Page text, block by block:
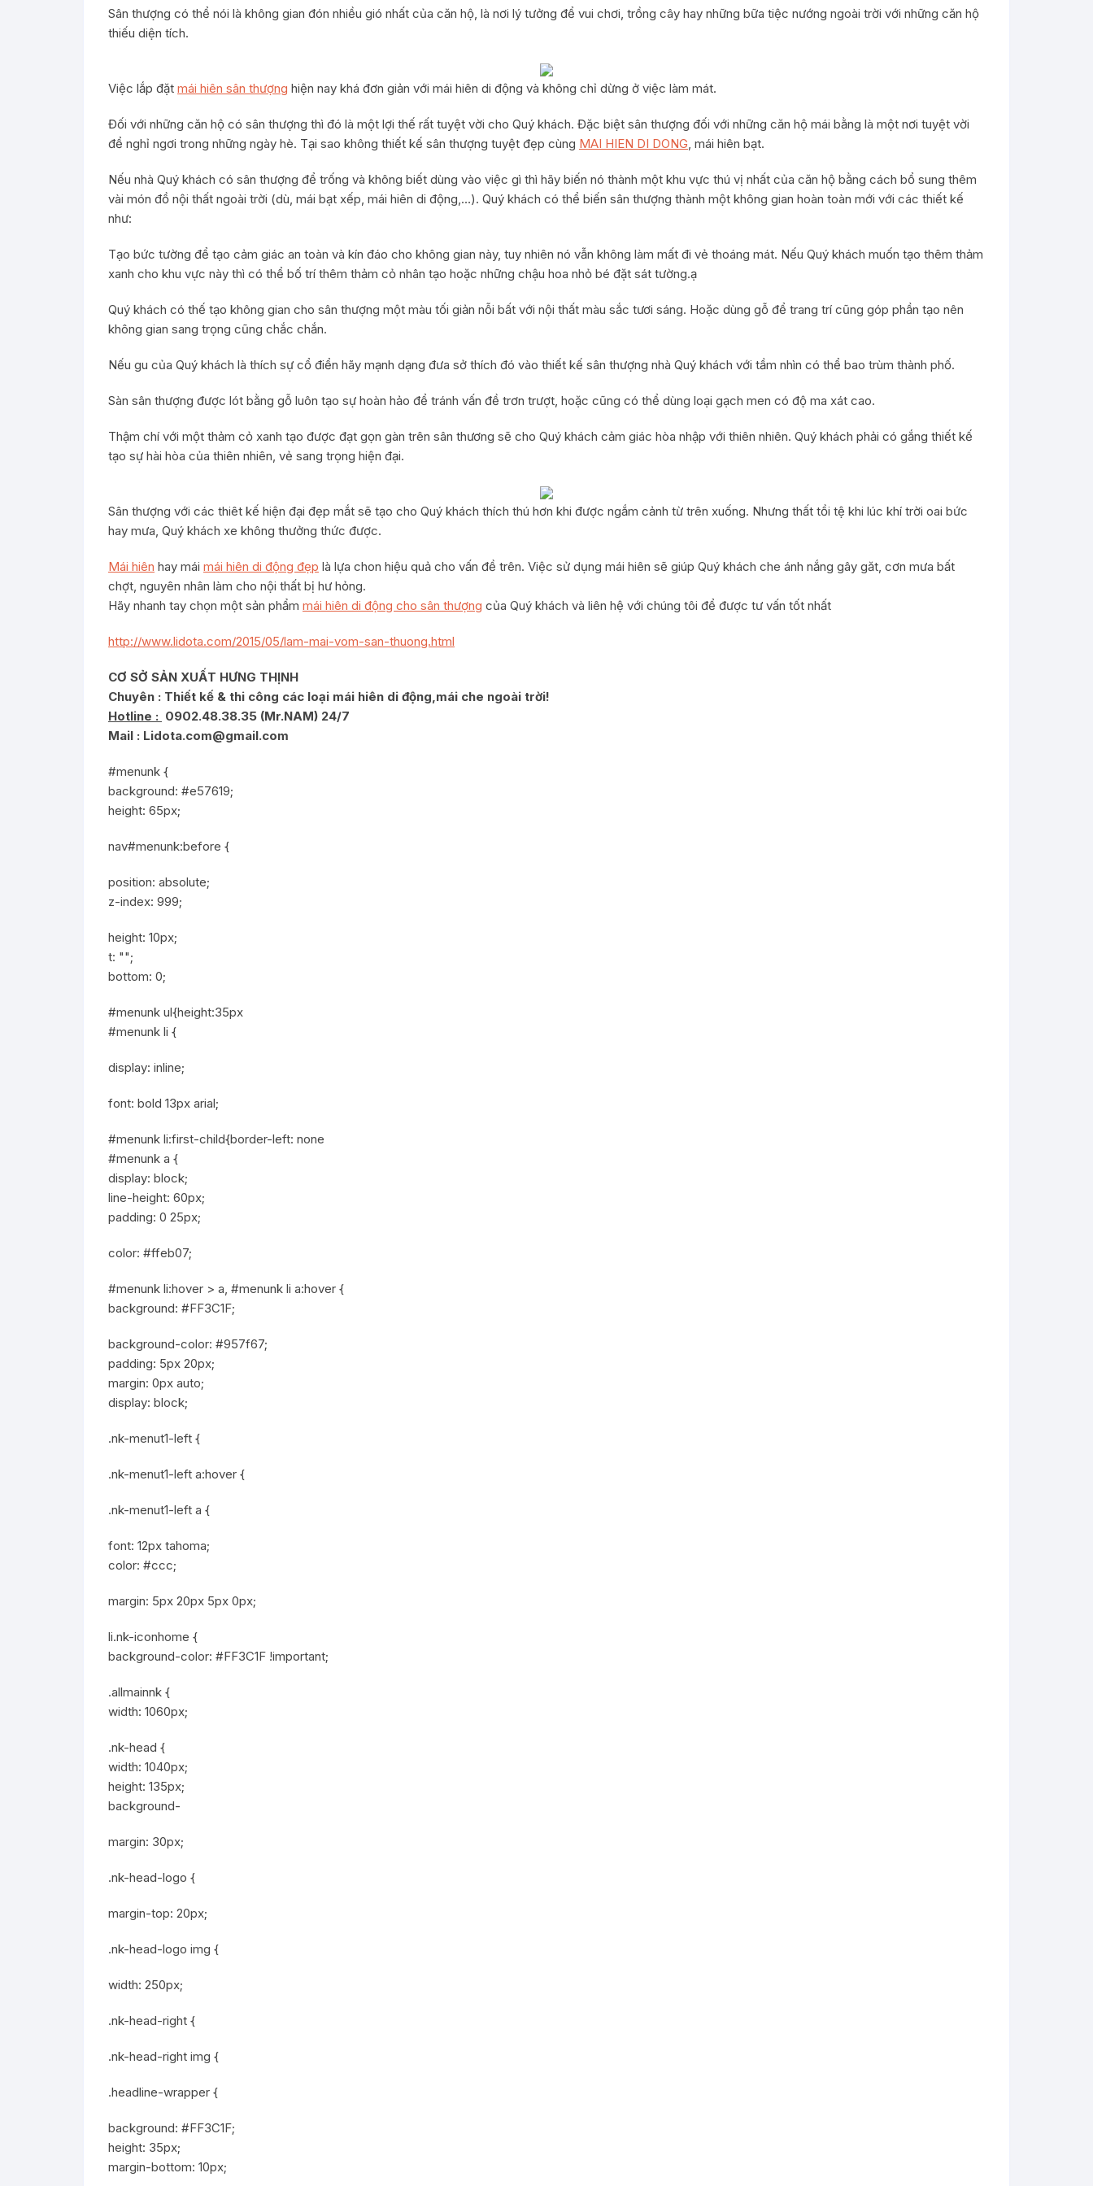
Sân thượng có thể nói là không gian đón nhiều gió nhất của căn hộ, là nơi lý tưởng để vui chơi, trồng cây hay những bữa tiệc nướng ngoài trời với những căn hộ
thiếu diện tích.
Việc lắp đặt mái hiên sân thượng hiện nay khá đơn giản với mái hiên di động và không chỉ dừng ở việc làm mát.
Đối với những căn hộ có sân thượng thì đó là một lợi thế rất tuyệt vời cho Quý khách. Đặc biệt sân thượng đối với những căn hộ mái bằng là một nơi tuyệt vời
để nghỉ ngơi trong những ngày hè. Tại sao không thiết kế sân thượng tuyệt đẹp cùng MAI HIEN DI DONG, mái hiên bạt.
Nếu nhà Quý khách có sân thượng để trống và không biết dùng vào việc gì thì hãy biến nó thành một khu vực thú vị nhất của căn hộ bằng cách bổ sung thêm
vài món đồ nội thất ngoài trời (dù, mái bạt xếp, mái hiên di động,…). Quý khách có thể biến sân thượng thành một không gian hoàn toàn mới với các thiết kế
như:
Tạo bức tường để tạo cảm giác an toàn và kín đáo cho không gian này, tuy nhiên nó vẫn không làm mất đi vẻ thoáng mát. Nếu Quý khách muốn tạo thêm thảm
xanh cho khu vực này thì có thể bố trí thêm thảm cỏ nhân tạo hoặc những chậu hoa nhỏ bé đặt sát tường.ạ
Quý khách có thế tạo không gian cho sân thượng một màu tối giản nỗi bất với nội thất màu sắc tươi sáng. Hoặc dùng gỗ để trang trí cũng góp phần tạo nên
không gian sang trọng cũng chắc chắn.
Nếu gu của Quý khách là thích sự cổ điển hãy mạnh dạng đưa sở thích đó vào thiết kế sân thượng nhà Quý khách với tầm nhìn có thể bao trùm thành phố.
Sàn sân thượng được lót bằng gỗ luôn tạo sự hoàn hảo để tránh vấn đề trơn trượt, hoặc cũng có thể dùng loại gạch men có độ ma xát cao.
Thậm chí với một thảm cỏ xanh tạo được đạt gọn gàn trên sân thương sẽ cho Quý khách cảm giác hòa nhập với thiên nhiên. Quý khách phải có gắng thiết kế
tạo sự hài hòa của thiên nhiên, vẻ sang trọng hiện đại.
Sân thượng với các thiêt kế hiện đại đẹp mắt sẽ tạo cho Quý khách thích thú hơn khi được ngắm cảnh từ trên xuống. Nhưng thất tồi tệ khi lúc khí trời oai bức
hay mưa, Quý khách xe không thưởng thức được.
Mái hiên hay mái mái hiên di động đẹp là lựa chon hiệu quả cho vấn đề trên. Việc sử dụng mái hiên sẽ giúp Quý khách che ánh nắng gây găt, cơn mưa bất
chợt, nguyên nhân làm cho nội thất bị hư hỏng.
Hãy nhanh tay chọn một sản phẩm mái hiên di động cho sân thượng của Quý khách và liên hệ với chúng tôi để được tư vấn tốt nhất
http://www.lidota.com/2015/05/lam-mai-vom-san-thuong.html
CƠ SỞ SẢN XUẤT HƯNG THỊNH
Chuyên : Thiết kế & thi công các loại mái hiên di động,mái che ngoài trời!
Hotline : 0902.48.38.35 (Mr.NAM) 24/7
Mail : Lidota.com@gmail.com
#menunk {
background: #e57619;
height: 65px;
nav#menunk:before {
position: absolute;
z-index: 999;
height: 10px;
t: "";
bottom: 0;
#menunk ul{height:35px
#menunk li {
display: inline;
font: bold 13px arial;
#menunk li:first-child{border-left: none
#menunk a {
display: block;
line-height: 60px;
padding: 0 25px;
color: #ffeb07;
#menunk li:hover > a, #menunk li a:hover {
background: #FF3C1F;
background-color: #957f67;
padding: 5px 20px;
margin: 0px auto;
display: block;
.nk-menut1-left {
.nk-menut1-left a:hover {
.nk-menut1-left a {
font: 12px tahoma;
color: #ccc;
margin: 5px 20px 5px 0px;
li.nk-iconhome {
background-color: #FF3C1F !important;
.allmainnk {
width: 1060px;
.nk-head {
width: 1040px;
height: 135px;
background-
margin: 30px;
.nk-head-logo {
margin-top: 20px;
.nk-head-logo img {
width: 250px;
.nk-head-right {
.nk-head-right img {
.headline-wrapper {
background: #FF3C1F;
height: 35px;
margin-bottom: 10px;